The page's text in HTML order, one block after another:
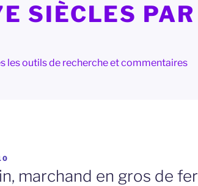
SIÈCLES PAR
les outils de recherche et commentaires
marchand en gros de fer